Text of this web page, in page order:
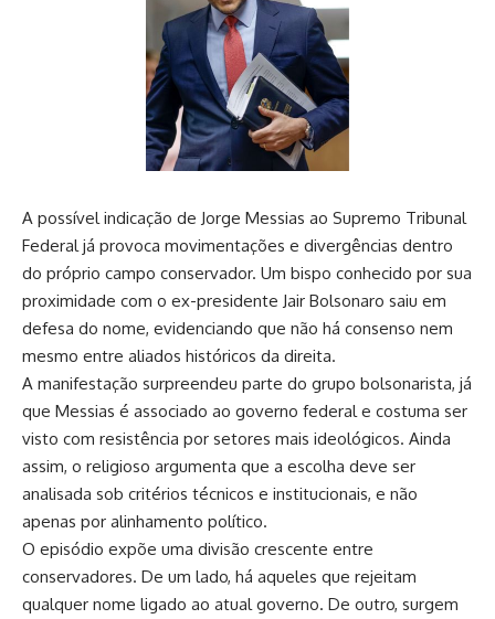
A possível indicação de Jorge Messias ao Supremo Tribunal
Federal já provoca movimentações e divergências dentro
do próprio campo conservador. Um bispo conhecido por sua
proximidade com o ex-presidente Jair Bolsonaro saiu em
defesa do nome, evidenciando que não há consenso nem
mesmo entre aliados históricos da direita.
A manifestação surpreendeu parte do grupo bolsonarista, já
que Messias é associado ao governo federal e costuma ser
visto com resistência por setores mais ideológicos. Ainda
assim, o religioso argumenta que a escolha deve ser
analisada sob critérios técnicos e institucionais, e não
apenas por alinhamento político.
O episódio expõe uma divisão crescente entre
conservadores. De um lado, há aqueles que rejeitam
qualquer nome ligado ao atual governo. De outro, surgem